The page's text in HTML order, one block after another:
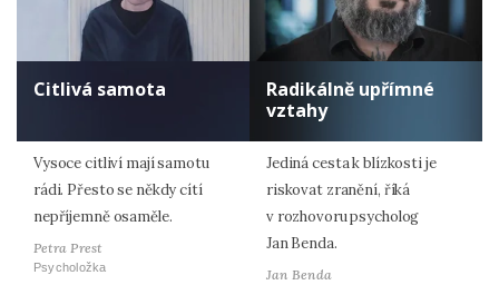
Citlivá samota
Vysoce citliví mají samotu
rádi. Přesto se někdy cítí
nepříjemně osaměle.
Petra Prest
Psycholožka
Radikálně upřímné
vztahy
Jediná cesta k blízkosti je
riskovat zranění, říká
v rozhovoru psycholog
Jan Benda.
Jan Benda